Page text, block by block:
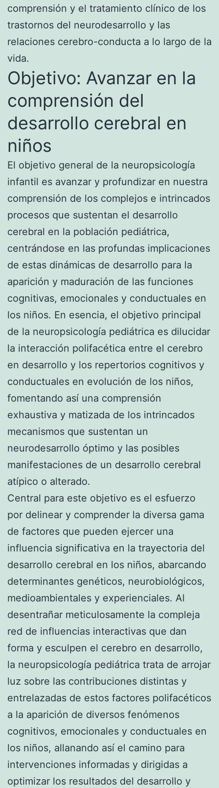
comprensión y el tratamiento clínico de los
trastornos del neurodesarrollo y las
relaciones cerebro-conducta a lo largo de la
vida.
Objetivo: Avanzar en la
comprensión del
desarrollo cerebral en
niños
El objetivo general de la neuropsicología
infantil es avanzar y profundizar en nuestra
comprensión de los complejos e intrincados
procesos que sustentan el desarrollo
cerebral en la población pediátrica,
centrándose en las profundas implicaciones
de estas dinámicas de desarrollo para la
aparición y maduración de las funciones
cognitivas, emocionales y conductuales en
los niños. En esencia, el objetivo principal
de la neuropsicología pediátrica es dilucidar
la interacción polifacética entre el cerebro
en desarrollo y los repertorios cognitivos y
conductuales en evolución de los niños,
fomentando así una comprensión
exhaustiva y matizada de los intrincados
mecanismos que sustentan un
neurodesarrollo óptimo y las posibles
manifestaciones de un desarrollo cerebral
atípico o alterado.
Central para este objetivo es el esfuerzo
por delinear y comprender la diversa gama
de factores que pueden ejercer una
influencia significativa en la trayectoria del
desarrollo cerebral en los niños, abarcando
determinantes genéticos, neurobiológicos,
medioambientales y experienciales. Al
desentrañar meticulosamente la compleja
red de influencias interactivas que dan
forma y esculpen el cerebro en desarrollo,
la neuropsicología pediátrica trata de arrojar
luz sobre las contribuciones distintas y
entrelazadas de estos factores polifacéticos
a la aparición de diversos fenómenos
cognitivos, emocionales y conductuales en
los niños, allanando así el camino para
intervenciones informadas y dirigidas a
optimizar los resultados del desarrollo y